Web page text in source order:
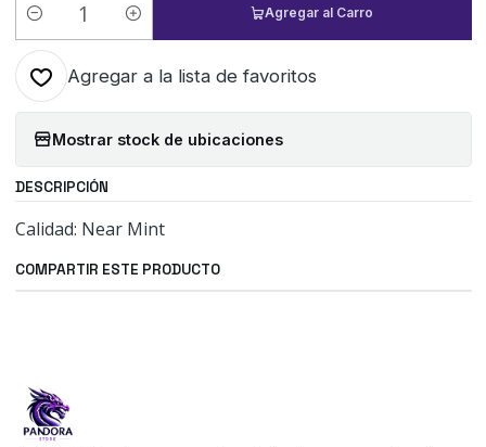
Cantidad
Agregar al Carro
Agregar a la lista de favoritos
Mostrar stock de ubicaciones
DESCRIPCIÓN
Calidad: Near Mint
COMPARTIR ESTE PRODUCTO